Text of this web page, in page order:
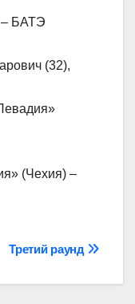
– БАТЭ
(32),
(Чехия) –
Третий раунд